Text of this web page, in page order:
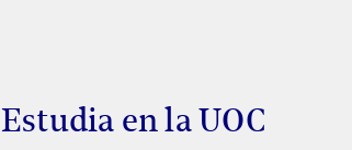
Estudia en la UOC